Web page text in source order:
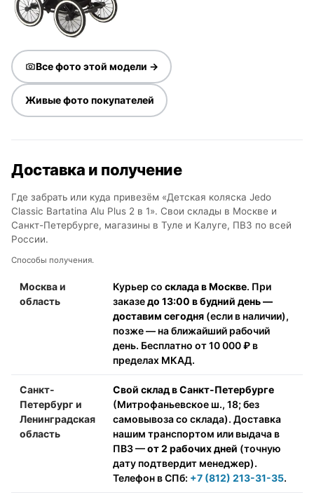
Все фото этой модели →
Живые фото покупателей
Доставка и получение
Где забрать или куда привезём «Детская коляска Jedo
Classic Bartatina Alu Plus 2 в 1». Свои склады в Москве и
Санкт-Петербурге, магазины в Туле и Калуге, ПВЗ по всей
России.
Способы получения.
Москва и
область
Курьер со склада в Москве. При
заказедо 13:00 в будний день —
доставим сегодня (если в наличии),
позже — на ближайший рабочий
день. Бесплатно от 10 000 ₽ в
пределах МКАД.
Санкт-
Петербург и
Ленинградская
область
Свой склад в Санкт-Петербурге
(Митрофаньевское ш., 18; без
самовывоза со склада). Доставка
нашим транспортом или выдача в
ПВЗ —от 2 рабочих дней (точную
дату подтвердит менеджер).
Телефон в СПб: +7 (812) 213-31-35.